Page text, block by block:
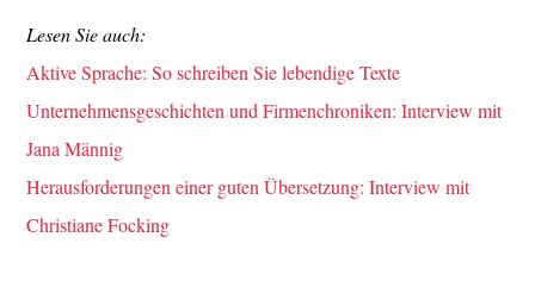
Lesen Sie auch:
Aktive Sprache: So schreiben Sie lebendige Texte
Unternehmensgeschichten und Firmenchroniken: Interview mit
Jana Männig
Herausforderungen einer guten Übersetzung: Interview mit
Christiane Focking